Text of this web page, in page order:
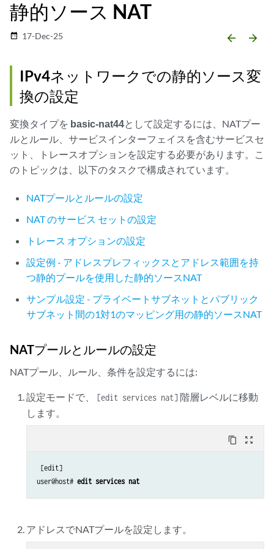
静的ソース NAT
date_range 17-Dec-25 arrow_backward arrow_forward
IPv4ネットワークでの静的ソース変
換の設定
変換タイプを basic-nat44として設定するには、NATプー
ルとルール、サービスインターフェイスを含むサービスセ
ット、トレースオプションを設定する必要があります。こ
のトピックは、以下のタスクで構成されています。
NATプールとルールの設定
NAT のサービス セットの設定
トレース オプションの設定
設定例 - アドレスプレフィックスとアドレス範囲を持
つ静的プールを使用した静的ソースNAT
サンプル設定 - プライベートサブネットとパブリック
サブネット間の1対1のマッピング用の静的ソースNAT
NATプールとルールの設定
NATプール、ルール、条件を設定するには:
設定モードで、 [edit services nat] 階層レベルに移動
します。
content_copy zoom_out_map
[edit]
user@host# edit services nat
アドレスでNATプールを設定します。